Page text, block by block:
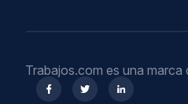
Trabajos.com es una marca